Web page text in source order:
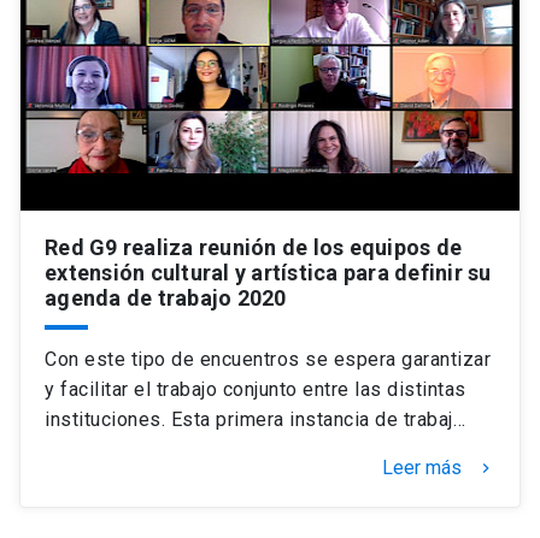
Red G9 realiza reunión de los equipos de
extensión cultural y artística para definir su
agenda de trabajo 2020
Con este tipo de encuentros se espera garantizar
y facilitar el trabajo conjunto entre las distintas
instituciones. Esta primera instancia de trabaj…
Leer más keyboard_arrow_right